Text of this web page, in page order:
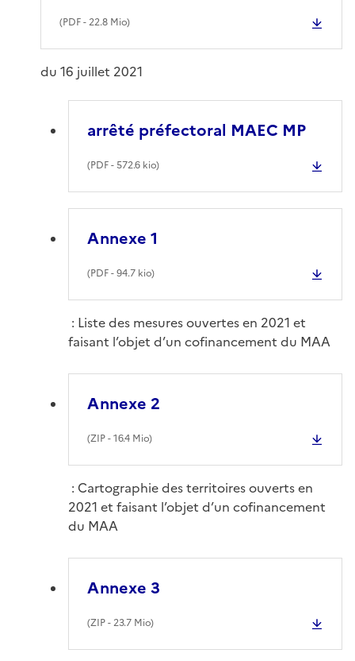
(PDF- 22.8 Mio)
du 16 juillet 2021
arrêté préfectoral MAEC MP
(PDF- 572.6 kio)
Annexe 1
(PDF- 94.7 kio)
: Liste des mesures ouvertes en 2021 et
faisant l’objet d’un cofinancement du MAA
Annexe 2
(ZIP- 16.4 Mio)
: Cartographie des territoires ouverts en
2021 et faisant l’objet d’un cofinancement
du MAA
Annexe 3
(ZIP- 23.7 Mio)